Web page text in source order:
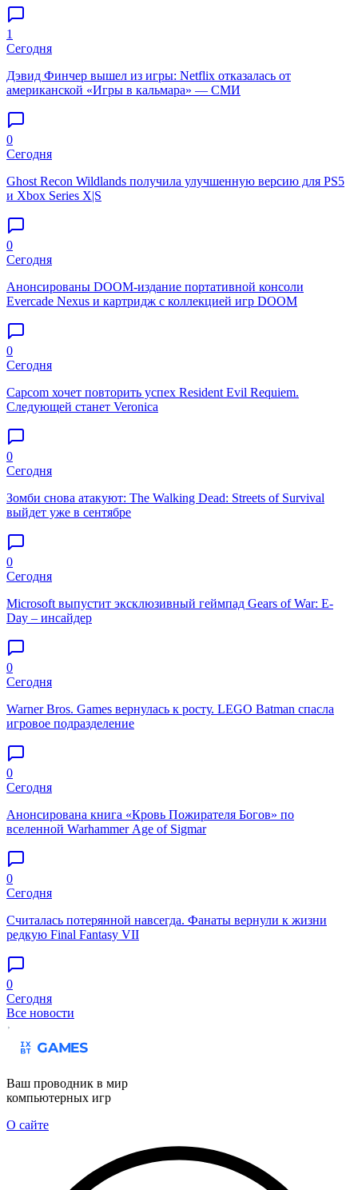
1
Сегодня
Дэвид Финчер вышел из игры: Netflix отказалась от
американской «Игры в кальмара» — СМИ
0
Сегодня
Ghost Recon Wildlands получила улучшенную версию для PS5
и Xbox Series X|S
0
Сегодня
Анонсированы DOOM-издание портативной консоли
Evercade Nexus и картридж с коллекцией игр DOOM
0
Сегодня
Capcom хочет повторить успех Resident Evil Requiem.
Следующей станет Veronica
0
Сегодня
Зомби снова атакуют: The Walking Dead: Streets of Survival
выйдет уже в сентябре
0
Сегодня
Microsoft выпустит эксклюзивный геймпад Gears of War: E-
Day – инсайдер
0
Сегодня
Warner Bros. Games вернулась к росту. LEGO Batman спасла
игровое подразделение
0
Сегодня
Анонсирована книга «Кровь Пожирателя Богов» по
вселенной Warhammer Age of Sigmar
0
Сегодня
Считалась потерянной навсегда. Фанаты вернули к жизни
редкую Final Fantasy VII
0
Сегодня
Все новости
Ваш проводник в мир
компьютерных игр
О сайте